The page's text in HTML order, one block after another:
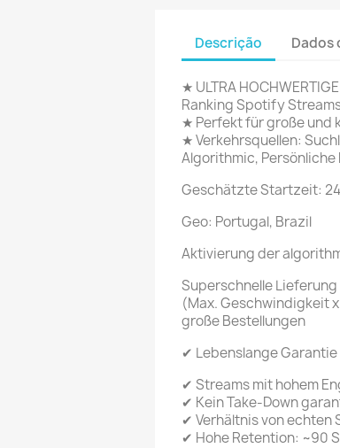
Descrição Dados
★ ULTRA
Ranking Spotify
★ Perfekt für große und
★ Verkehrsquellen:
Algorithmic,
Geschätzte Startzeit:
Geo: Portugal, Brazil
Aktivierung der
Superschnelle
(Max. Geschwindigkeit
große Bestellungen
✔ Lebenslange Garantie
✔ Streams mit hohem
✔ Kein Take-Down
✔ Verhältnis von echten
✔ Hohe Retention: ~90